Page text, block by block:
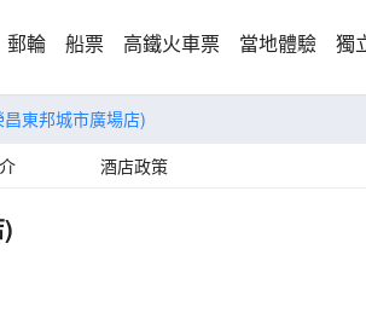
郵輪 船票 高鐵火車票 當地體驗 獨
東邦城市廣場店)
酒店政策